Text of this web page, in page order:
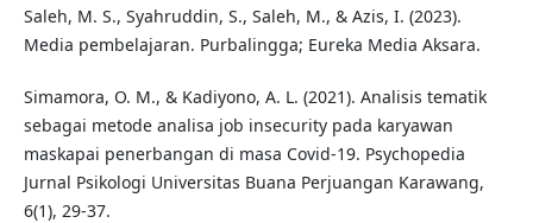
Saleh, M. S., Syahruddin, S., Saleh, M., & Azis, I. (2023).
Media pembelajaran. Purbalingga; Eureka Media Aksara.
Simamora, O. M., & Kadiyono, A. L. (2021). Analisis tematik
sebagai metode analisa job insecurity pada karyawan
maskapai penerbangan di masa Covid-19. Psychopedia
Jurnal Psikologi Universitas Buana Perjuangan Karawang,
6(1), 29-37.